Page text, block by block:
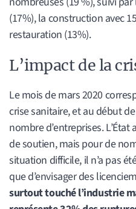
(17%), la construction avec
restauration (13%).
L’impact de la
Le mois de mars 2020
crise sanitaire, et au début
nombre d’entreprises.
de soutien, mais pour de
situation difficile, il n’a pas
que d’envisager des
surtout touché l’industrie